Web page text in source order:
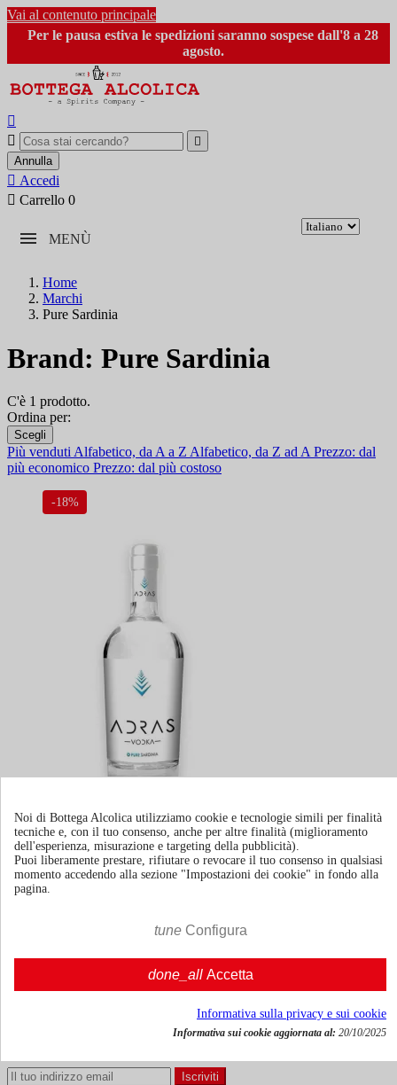
Vai al contenuto principale
Per le pausa estiva le spedizioni saranno sospese dall'8 a 28
agosto.



Annulla
 Accedi
 Carrello 0
MENÙ
Home
Marchi
Pure Sardinia
Brand: Pure Sardinia
C'è 1 prodotto.
Ordina per:
Scegli
Più venduti Alfabetico, da A a Z Alfabetico, da Z ad A Prezzo: dal
più economico Prezzo: dal più costoso
-18%
Vodka Adras Pure Sardinia
€ 26,80
€ 21,98
IVA incl.
   
Noi di Bottega Alcolica utilizziamo cookie e tecnologie simili per finalità
tecniche e, con il tuo consenso, anche per altre finalità (miglioramento
dell'esperienza, misurazione e targeting della pubblicità).
Puoi liberamente prestare, rifiutare o revocare il tuo consenso in qualsiasi
momento accedendo alla sezione "Impostazioni dei cookie" in fondo alla
pagina.
tune Configura
done_all Accetta
Informativa sulla privacy e sui cookie
Informativa sui cookie aggiornata al: 20/10/2025